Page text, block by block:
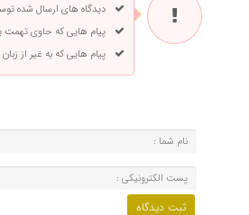
دیدگاه های ارسال شده
پیام هایی که حاوی تهمت
پیام هایی که به غیر از